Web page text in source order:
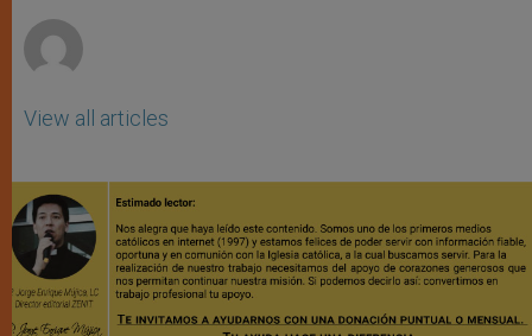
View all articles